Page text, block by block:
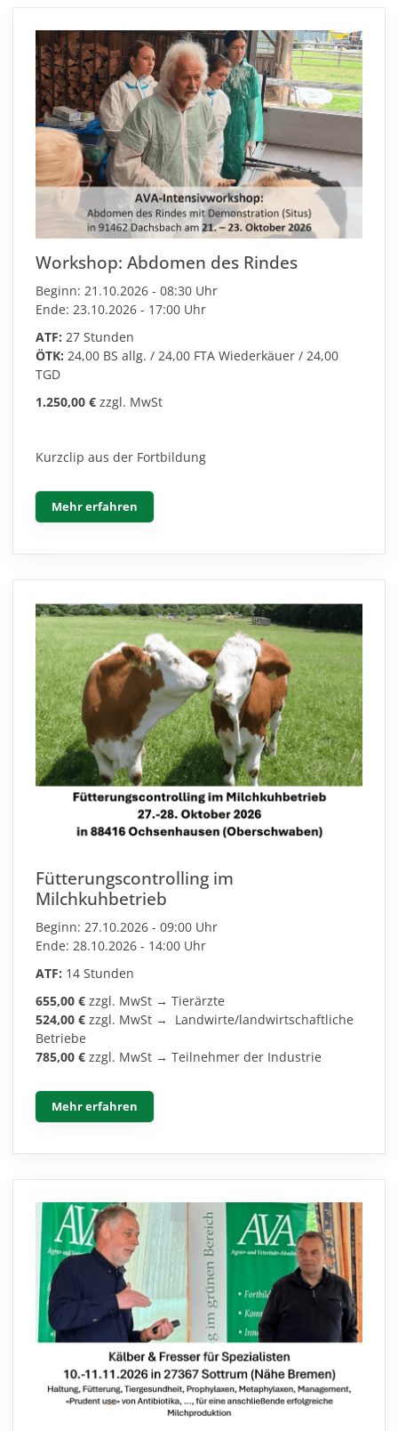
Workshop: Abdomen des Rindes
Beginn: 21.10.2026 - 08:30 Uhr
Ende: 23.10.2026 - 17:00 Uhr
ATF: 27 Stunden
ÖTK: 24,00 BS allg. / 24,00 FTA Wiederkäuer / 24,00
TGD
1.250,00 € zzgl. MwSt
Kurzclip aus der Fortbildung
Mehr erfahren
Fütterungscontrolling im
Milchkuhbetrieb
Beginn: 27.10.2026 - 09:00 Uhr
Ende: 28.10.2026 - 14:00 Uhr
ATF: 14 Stunden
655,00 € zzgl. MwSt → Tierärzte
524,00 € zzgl. MwSt → Landwirte/landwirtschaftliche
Betriebe
785,00 € zzgl. MwSt → Teilnehmer der Industrie
Mehr erfahren